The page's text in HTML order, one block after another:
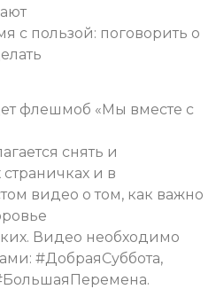
с пользой: поговорить о
флешмоб «Мы вместе с
снять и
и в
видео о том, как важно
Видео необходимо
#ДобраяСуббота,